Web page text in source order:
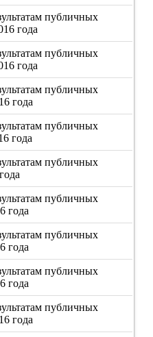
публичных
года
публичных
года
публичных
года
публичных
года
публичных
публичных
года
публичных
года
публичных
года
публичных
года